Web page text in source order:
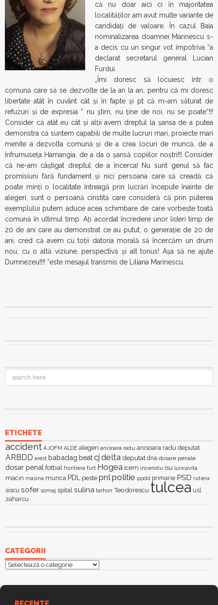
că nu doar aici ci în majoritatea
localităţilor am avut multe variante de
candidaţi de valoare. În cazul Baia
nominalizarea doamnei Marinescu s-
a decis cu un singur vot împotriva “a
declarat secretarul general Lucian
Furdui.
„Îmi doresc să locuiesc într o
comună care să se dezvolte de la an la an, pentru că mi doresc
libertate atât în cuvânt cât şi în fapte şi pt că m-am săturat de
refuzuri şi de expresia ” nu ştim, nu ţine de noi, nu se poate”!!!
Consider că atât eu cât şi alţii avem dreptul la şansa de a putea
demonstra că suntem capabili de multe lucruri mari, proiecte mari
menite a dezvolta comună şi de a crea locuri de muncă, de a
înfrumuseţa Hamangia, de a da o şansă copiilor noştri!!! Consider
că ne-am câştigat dreptul de a încerca! Nu sunt genul să fac
promisiuni fără fundament şi nici persoana care să creadă că
poate minţi o localitate întreagă prin lucrări începute înainte de
alegeri, sunt o persoană cinstită care consideră că prin puterea
exemplului putem aduce acea schimbare de care vorbeşte toată
comună în ultimul timp. Aţi acordat încredere unor lideri timp de
20 de ani care au demonstrat ce au putut, o generaţie de 20 de
ani, cred că avem cu toţii datoria morală să încercăm un drum
nou, cu o altă viziune, perspectivă şi alt tonus! Aşa să ne ajute
Dumnezeu!!!! “este mesajul transmis de Liliana Marinescu.
ETICHETE
accident AJOFM ALDE alegeri anisoara radu anisoara radu deputat
ARBDD arest babadag beatcj delta deputat dna dosare penale
dosar penal fotbal frontiera furt Hogea icem incendiu isu luncavita
macin masina munca PDL peste pnlpolitie ppdd primarie PSD rutiera
siscu sofer somaj spital sulina tarhon Teodorescu tulcea usl
zaharcu
CATEGORII
Categorii